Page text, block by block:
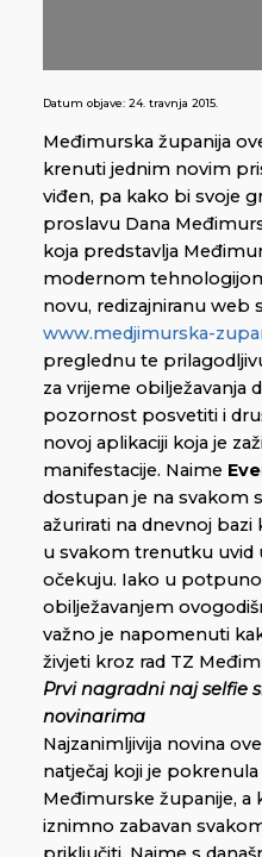
Datum objave: 24. travnja 2015.
Međimurska županija
krenuti jednim novim
viđen, pa kako bi svoje
proslavu Dana
koja predstavlja
modernom
novu, redizajniranu web
www.medjimurska-
preglednu te
za vrijeme obilježavanja
pozornost posvetiti i
novoj aplikaciji koja je
manifestacije. Naime
dostupan je na svakom
ažurirati na dnevnoj bazi
u svakom trenutku uvid
očekuju. Iako u
obilježavanjem
važno je napomenuti
živjeti kroz rad TZ
Prvi nagradni naj selfie
novinarima
Najzanimljivija novina
natječaj koji je
Međimurske županije, a
iznimno zabavan